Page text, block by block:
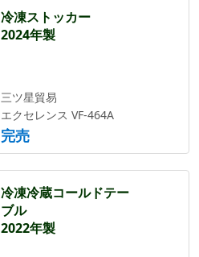
冷凍ストッカー
2024年製
三ツ星貿易
エクセレンス VF-464A
完売
冷凍冷蔵コールドテー
ブル
2022年製